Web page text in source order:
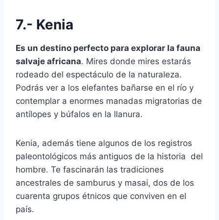
7.- Kenia
Es un destino perfecto para explorar la fauna
salvaje africana. Mires donde mires estarás
rodeado del espectáculo de la naturaleza.
Podrás ver a los elefantes bañarse en el río y
contemplar a enormes manadas migratorias de
antílopes y búfalos en la llanura.
Kenia, además tiene algunos de los registros
paleontológicos más antiguos de la historia del
hombre. Te fascinarán las tradiciones
ancestrales de samburus y masai, dos de los
cuarenta grupos étnicos que conviven en el
país.